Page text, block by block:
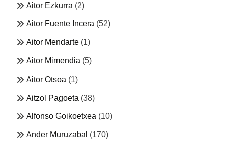
Aitor Ezkurra (2)
Aitor Fuente Incera (52)
Aitor Mendarte (1)
Aitor Mimendia (5)
Aitor Otsoa (1)
Aitzol Pagoeta (38)
Alfonso Goikoetxea (10)
Ander Muruzabal (170)